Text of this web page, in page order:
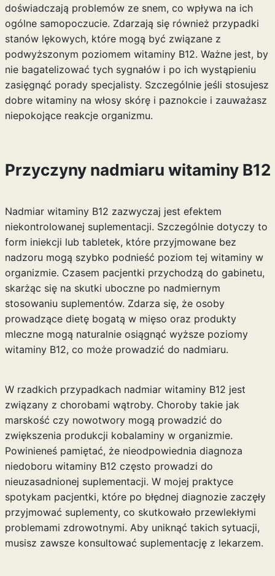
doświadczają problemów ze snem, co wpływa na ich
ogólne samopoczucie. Zdarzają się również przypadki
stanów lękowych, które mogą być związane z
podwyższonym poziomem witaminy B12. Ważne jest, by
nie bagatelizować tych sygnałów i po ich wystąpieniu
zasięgnąć porady specjalisty. Szczególnie jeśli stosujesz
dobre witaminy na włosy skórę i paznokciei zauważasz
niepokojące reakcje organizmu.
Przyczyny nadmiaru witaminy B12
Nadmiar witaminy B12 zazwyczaj jest efektem
niekontrolowanej suplementacji. Szczególnie dotyczy to
form iniekcji lub tabletek, które przyjmowane bez
nadzoru mogą szybko podnieść poziom tej witaminy w
organizmie. Czasem pacjentki przychodzą do gabinetu,
skarżąc się na skutki uboczne po nadmiernym
stosowaniu suplementów. Zdarza się, że osoby
prowadzące dietę bogatą w mięso oraz produkty
mleczne mogą naturalnie osiągnąć wyższe poziomy
witaminy B12, co może prowadzić do nadmiaru.
W rzadkich przypadkach nadmiar witaminy B12 jest
związany z chorobami wątroby. Choroby takie jak
marskość czy nowotwory mogą prowadzić do
zwiększenia produkcji kobalaminy w organizmie.
Powinieneś pamiętać, że nieodpowiednia diagnoza
niedoboru witaminy B12 często prowadzi do
nieuzasadnionej suplementacji. W mojej praktyce
spotykam pacjentki, które po błędnej diagnozie zaczęły
przyjmować suplementy, co skutkowało przewlekłymi
problemami zdrowotnymi. Aby uniknąć takich sytuacji,
musisz zawsze konsultować suplementację z lekarzem.